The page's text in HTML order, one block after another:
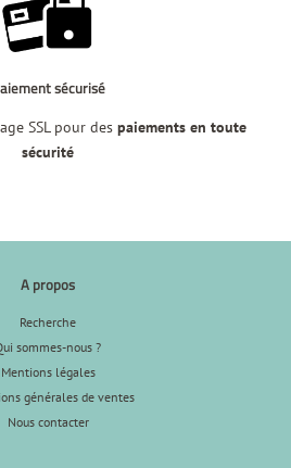
sécurisé
SSL pour des paiements en toute
sécurité
A propos
Recherche
sommes-nous ?
Mentions légales
générales de ventes
Nous contacter